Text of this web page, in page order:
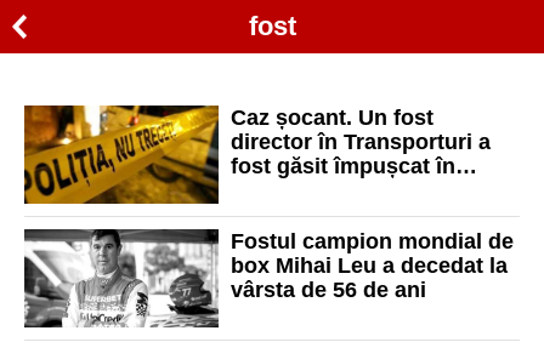
fost
Caz șocant. Un fost
director în Transporturi a
fost găsit împușcat în
Fostul campion mondial de
box Mihai Leu a decedat la
vârsta de 56 de ani